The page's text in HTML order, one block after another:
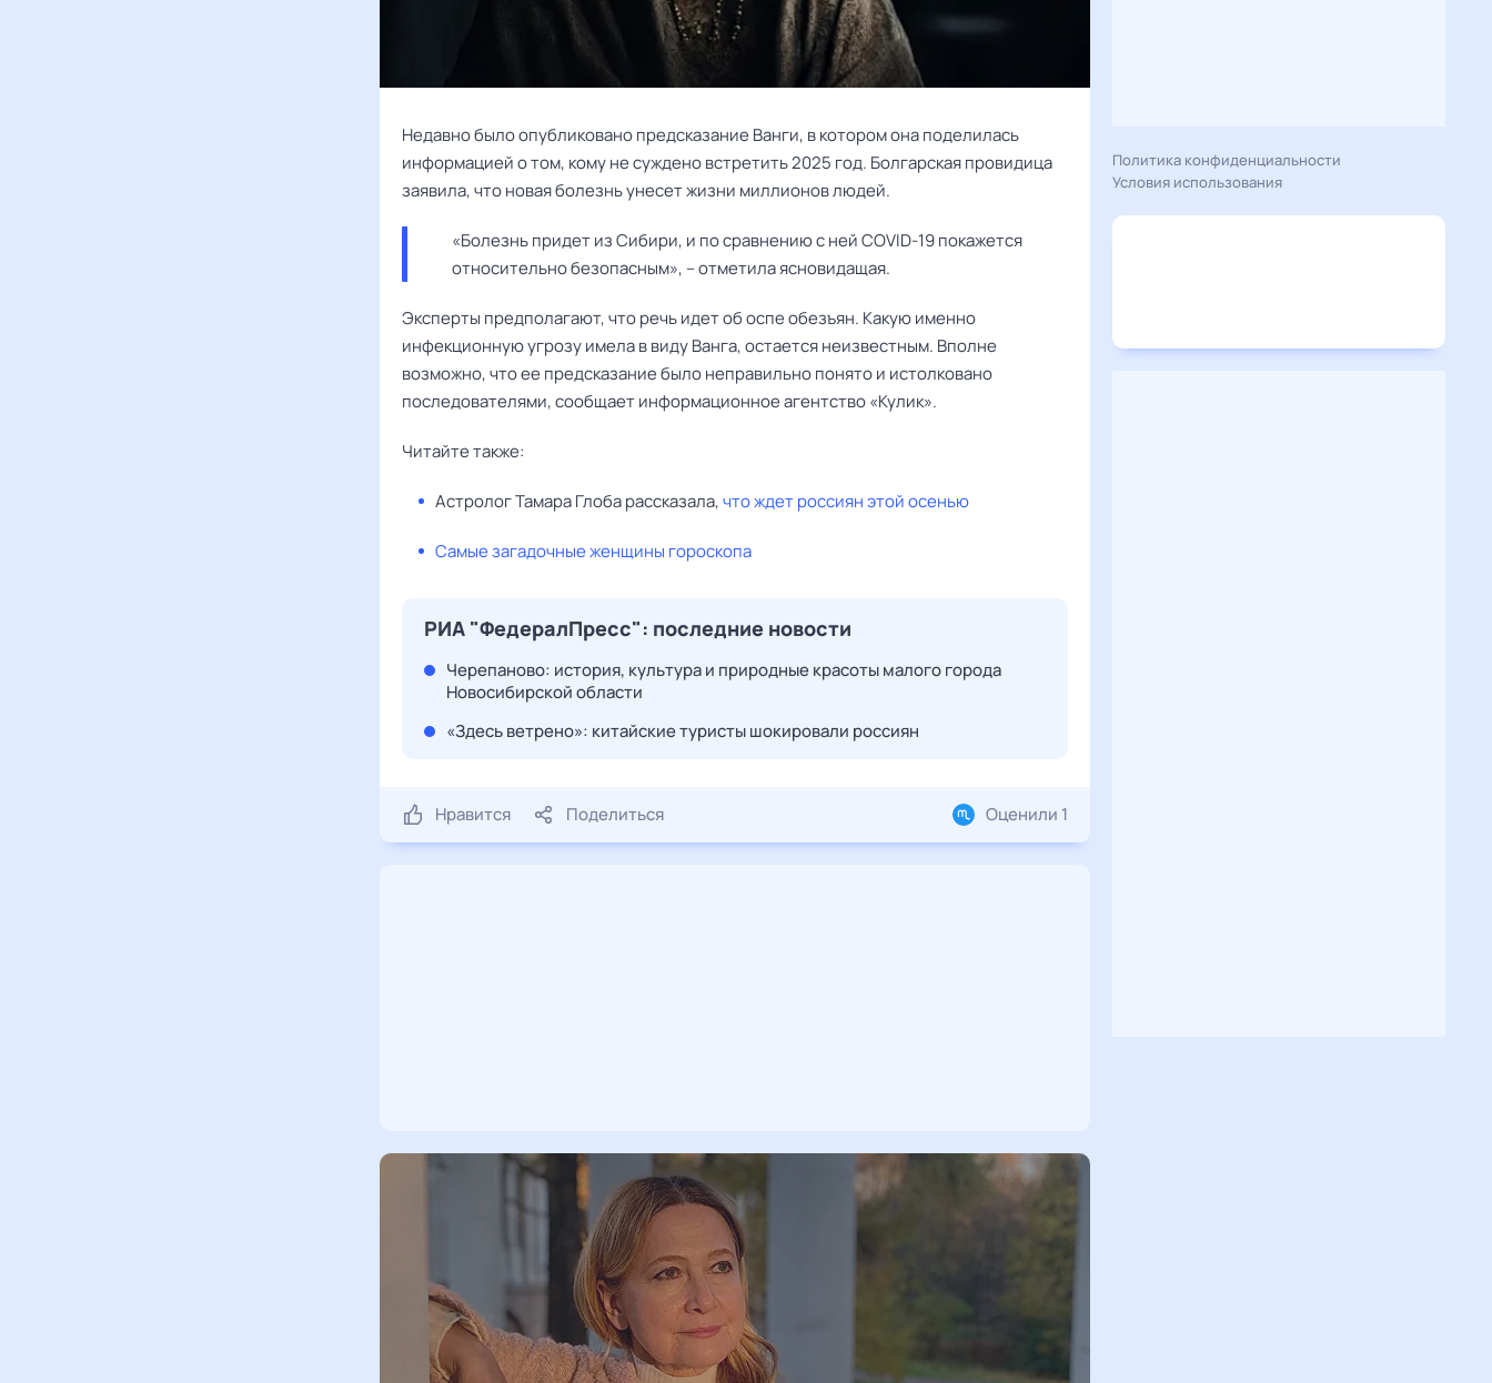
Недавно было опубликовано предсказание Ванги, в котором она поделилась
информацией о том, кому не суждено встретить 2025 год. Болгарская провидица
заявила, что новая болезнь унесет жизни миллионов людей.
«Болезнь придет из Сибири, и по сравнению с ней COVID-19 покажется
относительно безопасным», – отметила ясновидащая.
Эксперты предполагают, что речь идет об оспе обезъян. Какую именно
инфекционную угрозу имела в виду Ванга, остается неизвестным. Вполне
возможно, что ее предсказание было неправильно понято и истолковано
последователями, сообщает информационное агентство «Кулик».
Читайте также:
Астролог Тамара Глоба рассказала,что ждет россиян этой осенью
Самые загадочные женщины гороскопа
РИА "ФедералПресс": последние новости
Черепаново: история, культура и природные красоты малого города
Новосибирской области
«Здесь ветрено»: китайские туристы шокировали россиян
Нравится Поделиться Оценили 1
Политика конфиденциальности
Условия использования